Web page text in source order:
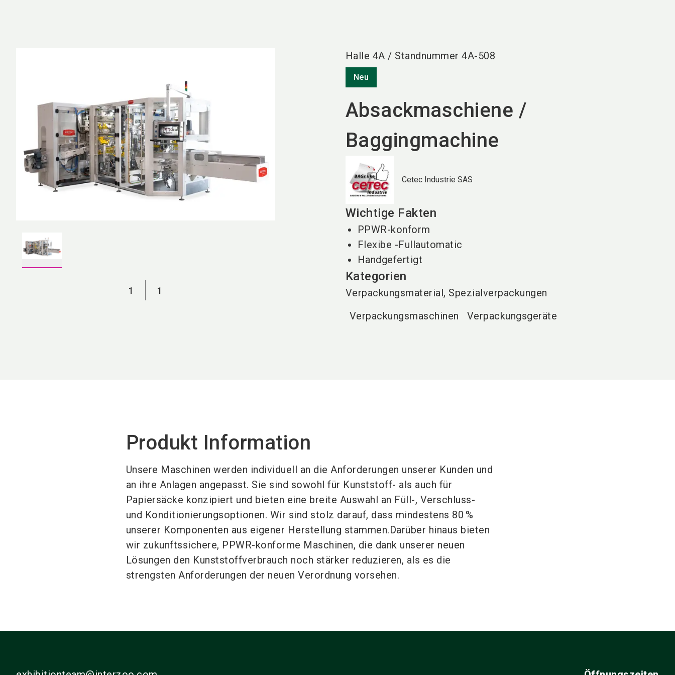
1 1
Halle 4A / Standnummer 4A-508
Neu
Absackmaschiene /
Baggingmachine
Cetec Industrie SAS
Wichtige Fakten
PPWR-konform
Flexibe -Fullautomatic
Handgefertigt
Kategorien
Verpackungsmaterial, Spezialverpackungen
Verpackungsmaschinen
Verpackungsgeräte
Produkt Information
Unsere Maschinen werden individuell an die Anforderungen unserer Kunden und
an ihre Anlagen angepasst. Sie sind sowohl für Kunststoff- als auch für
Papiersäcke konzipiert und bieten eine breite Auswahl an Füll-, Verschluss-
und Konditionierungsoptionen. Wir sind stolz darauf, dass mindestens 80 %
unserer Komponenten aus eigener Herstellung stammen.Darüber hinaus bieten
wir zukunftssichere, PPWR-konforme Maschinen, die dank unserer neuen
Lösungen den Kunststoffverbrauch noch stärker reduzieren, als es die
strengsten Anforderungen der neuen Verordnung vorsehen.